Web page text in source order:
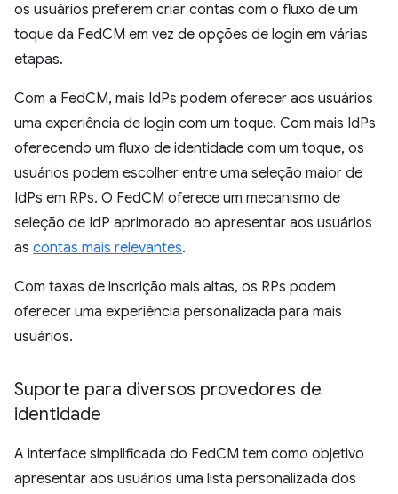
os usuários preferem criar contas com o fluxo de um
toque da FedCM em vez de opções de login em várias
etapas.
Com a FedCM, mais IdPs podem oferecer aos usuários
uma experiência de login com um toque. Com mais IdPs
oferecendo um fluxo de identidade com um toque, os
usuários podem escolher entre uma seleção maior de
IdPs em RPs. O FedCM oferece um mecanismo de
seleção de IdP aprimorado ao apresentar aos usuários
as contas mais relevantes.
Com taxas de inscrição mais altas, os RPs podem
oferecer uma experiência personalizada para mais
usuários.
Suporte para diversos provedores de
identidade
A interface simplificada do FedCM tem como objetivo
apresentar aos usuários uma lista personalizada dos